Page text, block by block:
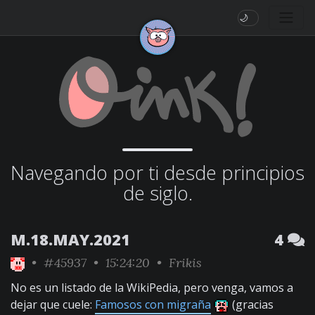
🌙
Navegando por ti desde principios
de siglo.
M.18.MAY.2021 4
• #45937 • 15:24:20 • Frikis
No es un listado de la WikiPedia, pero venga, vamos a
dejar que cuele: Famosos con migraña
(gracias